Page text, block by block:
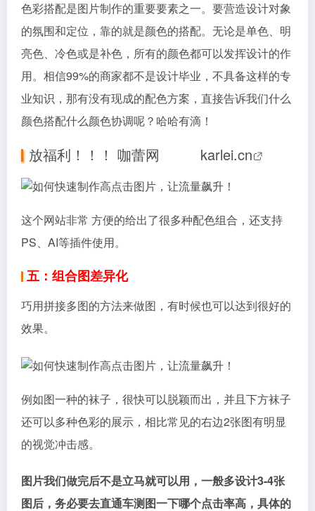
五：组合图差异化
巧用拼接多图的方法来做图，有时候也可以达到很好的
效果。
还可以多种色彩的展示，相比常见的右边2张图有明显
的视觉冲击感。
图片我们做完后不是立马就可以用，一般多设计3-4张
图后，务必要去直通车测图一下哪个点击率高，具体的
测图方法在我往期的文章有详细的介绍。
以上5大类常见的做图思路都说完了，还有一些细节要
啰嗦一下哈。
1：主体显眼清晰，主次分明，不要让摆件喧宾夺主，
2：图的大小不能超过300KB，PNG、BMP格式的图片
会比JPG格式的图片文件要大一点
会影响加载速度和展现机会，尽量不要超过300K。